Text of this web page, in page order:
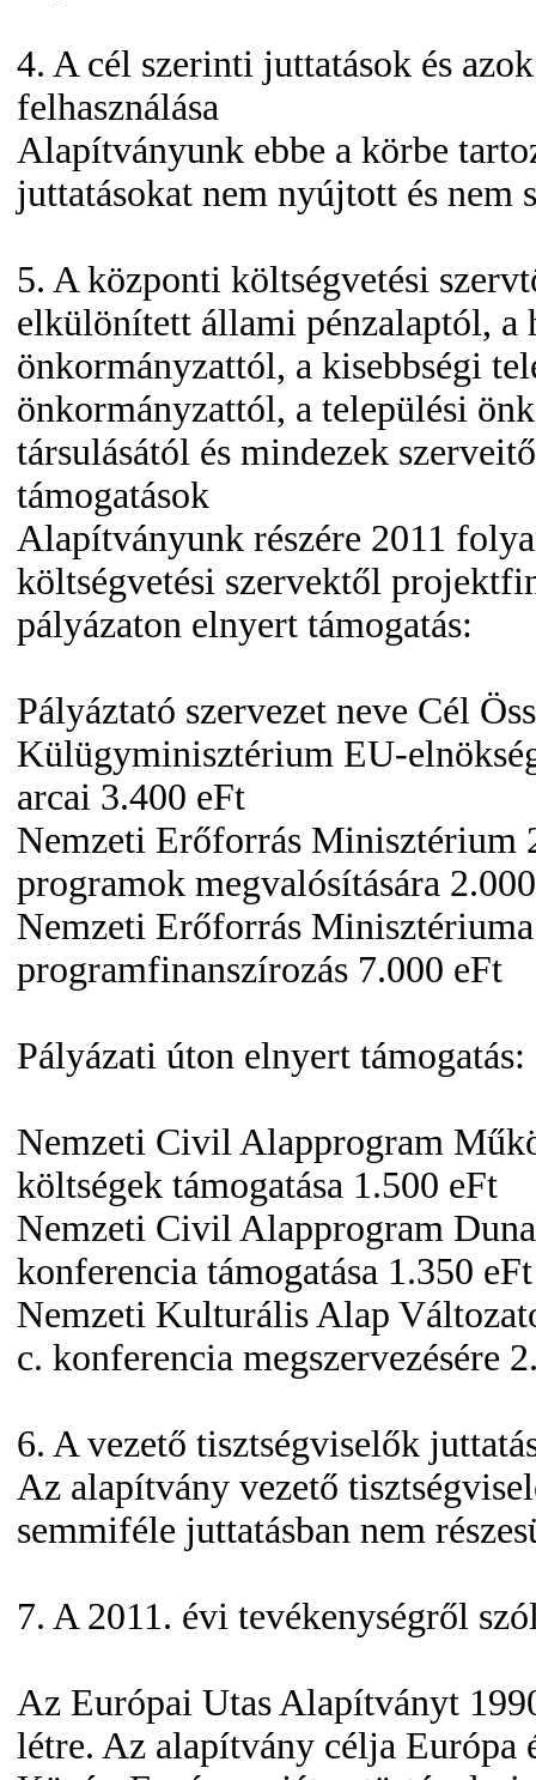
4. A cél szerinti juttatások és azok
felhasználása
Alapítványunk ebbe a körbe
juttatásokat nem nyújtott és nem
5. A központi költségvetési
elkülönített állami pénzalaptól, a
önkormányzattól, a kisebbségi
önkormányzattól, a települési
társulásától és mindezek
támogatások
Alapítványunk részére 2011
költségvetési szervektől
pályázaton elnyert támogatás:
Pályáztató szervezet neve Cél
Külügyminisztérium EU-
arcai 3.400 eFt
Nemzeti Erőforrás Minisztérium
programok megvalósítására
Nemzeti Erőforrás
programfinanszírozás 7.000 eFt
Pályázati úton elnyert támogatás:
Nemzeti Civil Alapprogram
költségek támogatása 1.500 eFt
Nemzeti Civil Alapprogram
konferencia támogatása 1.350 eFt
Nemzeti Kulturális Alap
c. konferencia megszervezésére
6. A vezető tisztségviselők
Az alapítvány vezető
semmiféle juttatásban nem
7. A 2011. évi tevékenységről
Az Európai Utas Alapítványt
létre. Az alapítvány célja Európa